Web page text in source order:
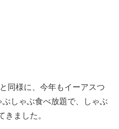
と同様に、今年もイーアスつ
しゃぶ食べ放題で、しゃぶ
きました。